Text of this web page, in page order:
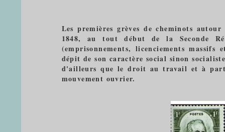
Les premières grèves de cheminots
1848, au tout début de la Seconde
(emprisonnements, licenciements massifs
dépit de son caractère social sinon
d'ailleurs que le droit au travail et à
mouvement ouvrier.